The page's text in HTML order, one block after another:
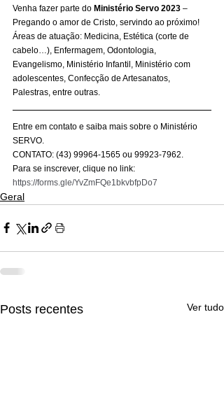
Venha fazer parte do Ministério Servo 2023 –
Pregando o amor de Cristo, servindo ao próximo!
Áreas de atuação: Medicina, Estética (corte de
cabelo…), Enfermagem, Odontologia,
Evangelismo, Ministério Infantil, Ministério com
adolescentes, Confecção de Artesanatos,
Palestras, entre outras.
Entre em contato e saiba mais sobre o Ministério
SERVO.
CONTATO: (43) 99964-1565 ou 99923-7962.
Para se inscrever, clique no link:
https://forms.gle/YvZmFQe1bkvbfpDo7
Geral
Posts recentes Ver tudo